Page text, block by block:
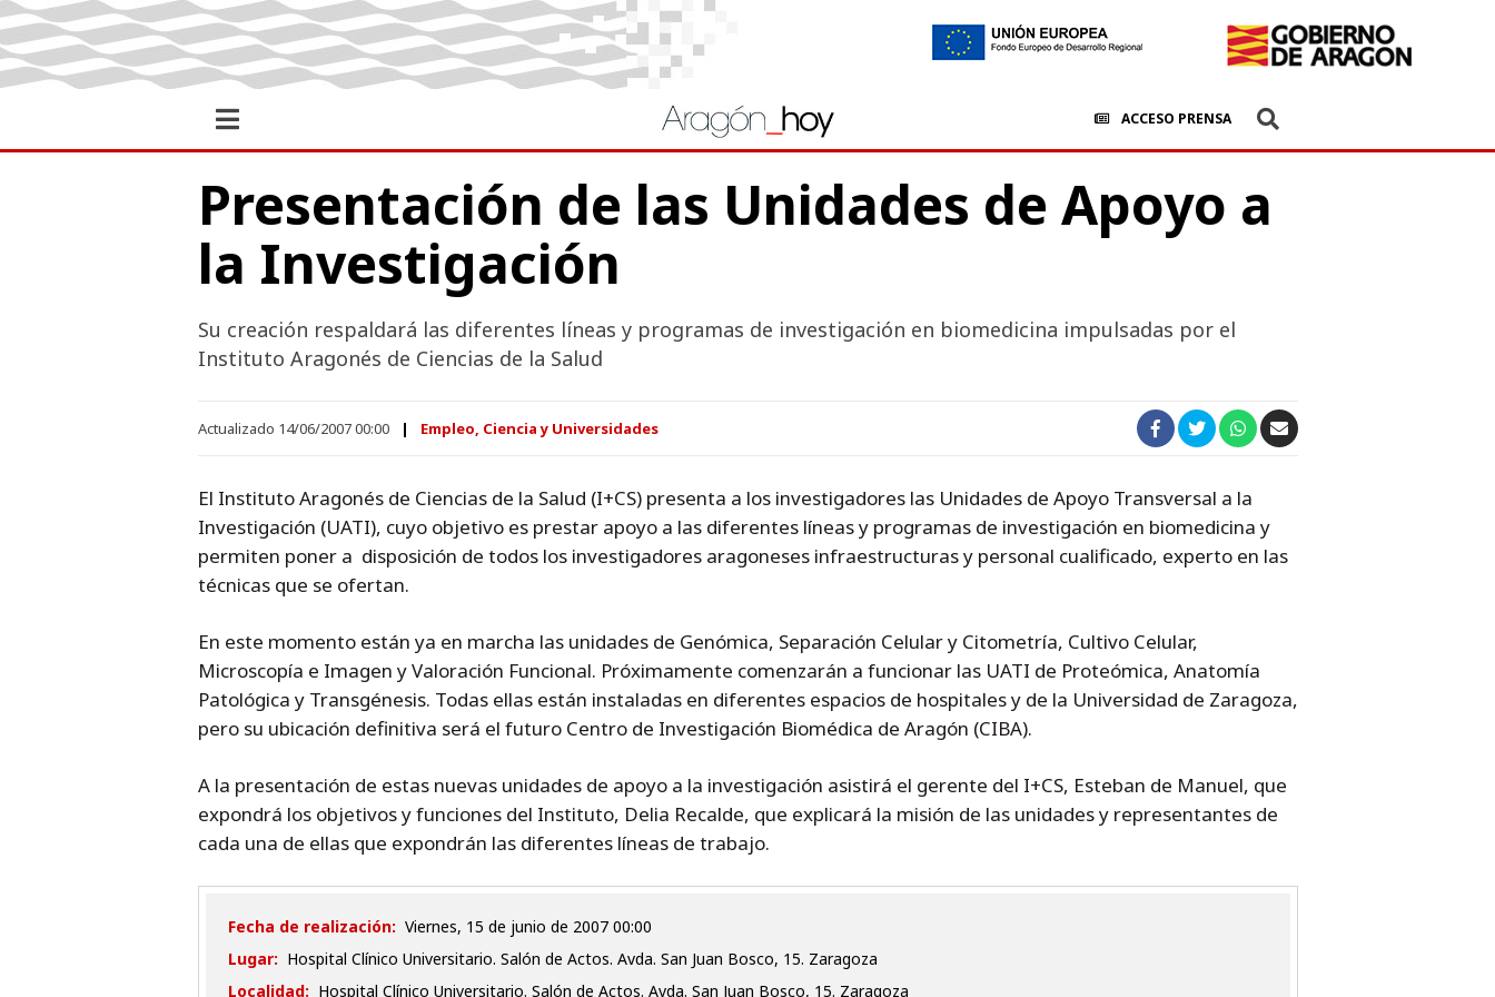
ACCESO PRENSA
Presentación de las Unidades de Apoyo a
la Investigación
Su creación respaldará las diferentes líneas y programas de investigación en biomedicina impulsadas por el
Instituto Aragonés de Ciencias de la Salud
Actualizado 14/06/2007 00:00 Empleo, Ciencia y Universidades
El Instituto Aragonés de Ciencias de la Salud (I+CS) presenta a los investigadores las Unidades de Apoyo Transversal a la
Investigación (UATI), cuyo objetivo es prestar apoyo a las diferentes líneas y programas de investigación en biomedicina y
permiten poner a disposición de todos los investigadores aragoneses infraestructuras y personal cualificado, experto en las
técnicas que se ofertan.
En este momento están ya en marcha las unidades de Genómica, Separación Celular y Citometría, Cultivo Celular,
Microscopía e Imagen y Valoración Funcional. Próximamente comenzarán a funcionar las UATI de Proteómica, Anatomía
Patológica y Transgénesis. Todas ellas están instaladas en diferentes espacios de hospitales y de la Universidad de Zaragoza,
pero su ubicación definitiva será el futuro Centro de Investigación Biomédica de Aragón (CIBA).
A la presentación de estas nuevas unidades de apoyo a la investigación asistirá el gerente del I+CS, Esteban de Manuel, que
expondrá los objetivos y funciones del Instituto, Delia Recalde, que explicará la misión de las unidades y representantes de
cada una de ellas que expondrán las diferentes líneas de trabajo.
Fecha de realización:
viernes, 15 de junio de 2007 00:00
Lugar: Hospital Clínico Universitario. Salón de Actos. Avda. San Juan Bosco, 15. Zaragoza
Localidad: Hospital Clínico Universitario. Salón de Actos. Avda. San Juan Bosco, 15. Zaragoza